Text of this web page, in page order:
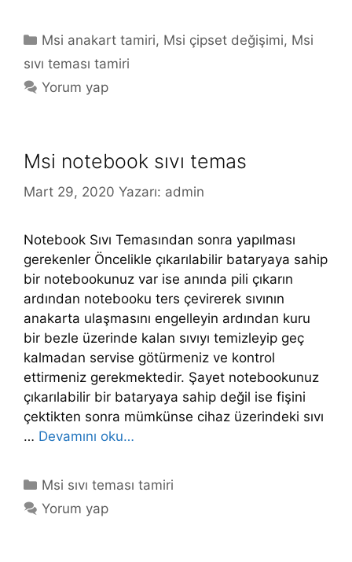
Kategoriler
Msi anakart tamiri, Msi çipset değişimi, Msi
sıvı teması tamiri
Yorum yap
Msi notebook sıvı temas
Mart 29, 2020 Yazarı: admin
Notebook Sıvı Temasından sonra yapılması
gerekenler Öncelikle çıkarılabilir bataryaya sahip
bir notebookunuz var ise anında pili çıkarın
ardından notebooku ters çevirerek sıvının
anakarta ulaşmasını engelleyin ardından kuru
bir bezle üzerinde kalan sıvıyı temizleyip geç
kalmadan servise götürmeniz ve kontrol
ettirmeniz gerekmektedir. Şayet notebookunuz
çıkarılabilir bir bataryaya sahip değil ise fişini
çektikten sonra mümkünse cihaz üzerindeki sıvı
… Devamını oku…
Kategoriler
Msi sıvı teması tamiri
Yorum yap